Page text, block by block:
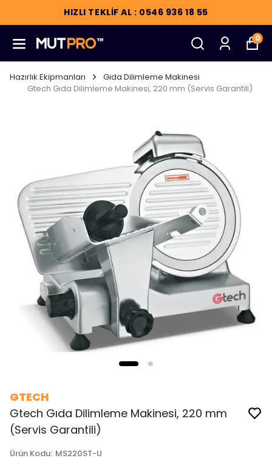
HIZLI TEKLİF AL : 0546 936 18 55
0
Hazırlık Ekipmanları
Gıda Dilimleme Makinesi
Gtech Gıda Dilimleme Makinesi, 220 mm (Servis Garantili)
GTECH
Gtech Gıda Dilimleme Makinesi, 220 mm
(Servis Garantili)
Ürün Kodu: MS220ST-U